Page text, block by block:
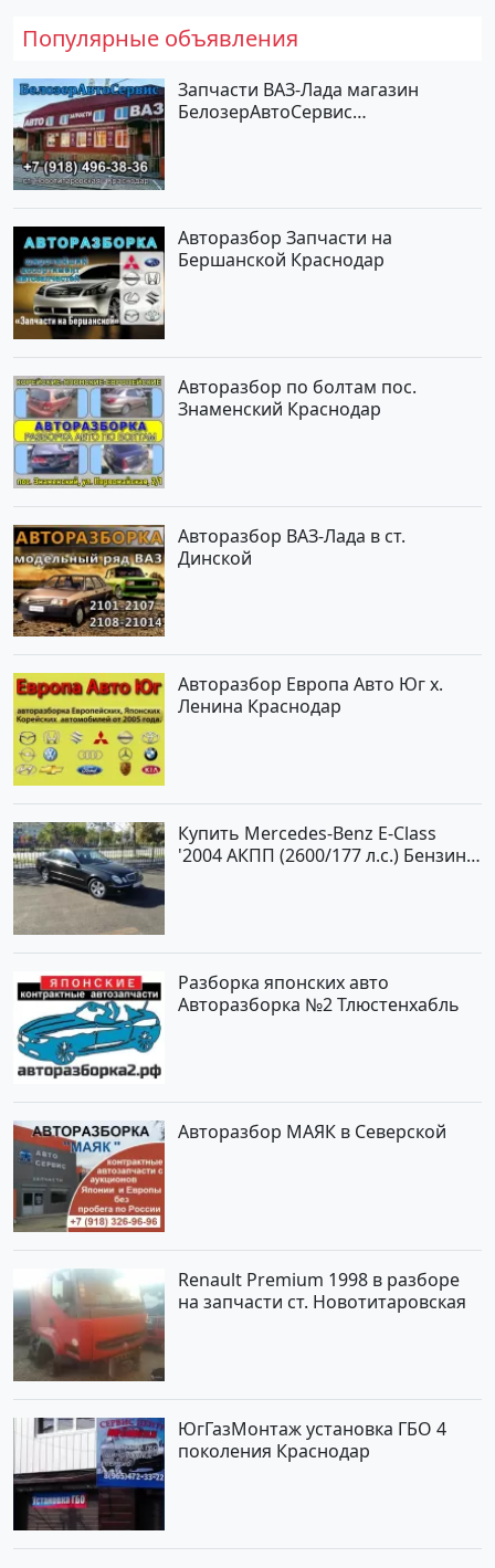
Популярные объявления
Запчасти ВАЗ-Лада магазин
БелозерАвтоСервис
Авторазбор Запчасти на
Бершанской Краснодар
Авторазбор по болтам пос.
Знаменский Краснодар
Авторазбор ВАЗ-Лада в ст.
Динской
Авторазбор Европа Авто Юг х.
Ленина Краснодар
Купить Mercedes-Benz E-Class
'2004 АКПП (2600/177 л.с.) Бензин
Разборка японских авто
Авторазборка №2 Тлюстенхабль
Авторазбор МАЯК в Северской
Renault Premium 1998 в разборе
на запчасти ст. Новотитаровская
ЮгГазМонтаж установка ГБО 4
поколения Краснодар